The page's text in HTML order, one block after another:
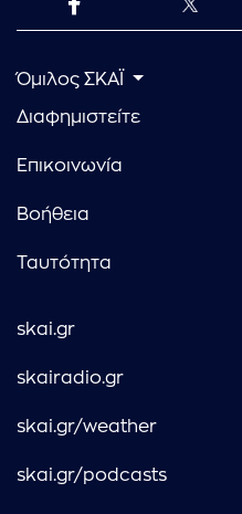
Όμιλος ΣΚΑΪ
Διαφημιστείτε
Επικοινωνία
Βοήθεια
Ταυτότητα
skai.gr
skairadio.gr
skai.gr/weather
skai.gr/podcasts